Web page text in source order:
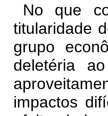
No que
titularidade
grupo
deletéria
impactos